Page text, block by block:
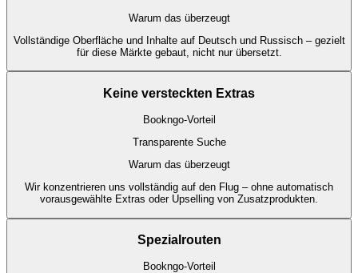
Warum das überzeugt
Vollständige Oberfläche und Inhalte auf Deutsch und Russisch – gezielt
für diese Märkte gebaut, nicht nur übersetzt.
Keine versteckten Extras
Bookngo-Vorteil
Transparente Suche
Warum das überzeugt
Wir konzentrieren uns vollständig auf den Flug – ohne automatisch
vorausgewählte Extras oder Upselling von Zusatzprodukten.
Spezialrouten
Bookngo-Vorteil